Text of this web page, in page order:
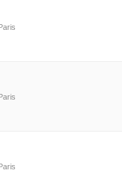
Paris
Paris
Paris